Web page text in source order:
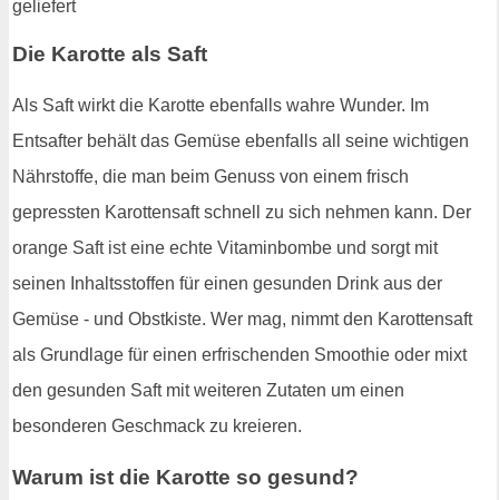
Die Karotte als Saft
Als Saft wirkt die Karotte ebenfalls wahre Wunder. Im
Entsafter behält das Gemüse ebenfalls all seine wichtigen
Nährstoffe, die man beim Genuss von einem frisch
gepressten Karottensaft schnell zu sich nehmen kann. Der
orange Saft ist eine echte Vitaminbombe und sorgt mit
seinen Inhaltsstoffen für einen gesunden Drink aus der
Gemüse - und Obstkiste. Wer mag, nimmt den Karottensaft
als Grundlage für einen erfrischenden Smoothie oder mixt
den gesunden Saft mit weiteren Zutaten um einen
besonderen Geschmack zu kreieren.
Warum ist die Karotte so gesund?